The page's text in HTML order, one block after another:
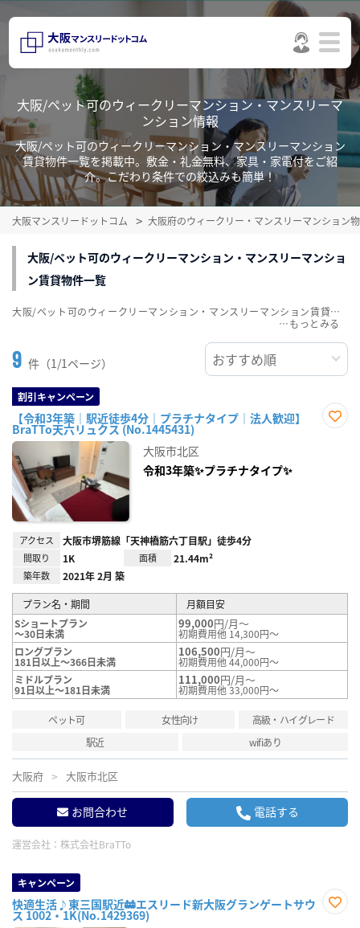
大阪/ペット可のウィークリーマンション・マンスリーマ
ンション情報
大阪/ペット可のウィークリーマンション・マンスリーマンション
賃貸物件一覧を掲載中。敷金・礼金無料、家具・家電付をご紹
介。こだわり条件での絞込みも簡単！
大阪マンスリードットコム 大阪府のウィークリー・マンスリーマンション
大阪/ペット可のウィークリーマンション・マンスリーマンショ
ン賃貸物件一覧
9 件（1/1ページ）
割引キャンペーン
【令和3年築｜駅近徒歩4分｜プラチナタイプ｜法人歓迎】
BraTTo天六リュクス (No.1445431)
大阪市北区
令和3年築✨プラチナタイプ✨
アクセス 大阪市堺筋線「天神橋筋六丁目駅」徒歩4分
間取り 1K 面積 21.44m²
築年数 2021年 2月 築
プラン名・期間
月額目安
Sショートプラン
～30日未満
99,000円/月～
初期費用他 14,300円～
ロングプラン
181日以上～366日未満
106,500円/月～
初期費用他 44,000円～
ミドルプラン
91日以上～181日未満
111,000円/月～
初期費用他 33,000円～
ペット可 女性向け
高級・ハイグレード
駅近
wifiあり
大阪府 大阪市北区
お問合わせ 電話する
運営会社： 株式会社BraTTo
キャンペーン
快適生活♪東三国駅近🚋エスリード新大阪グランゲートサウ
ス 1002・1K(No.1429369)
大阪/ペット可のウィークリーマンション・マンスリーマンション賃貸物件一覧を掲載中。敷金・礼金無料、家具・家電付をご紹介。こだわり条件での絞込みも簡単！
…